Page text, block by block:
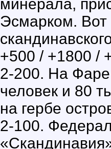
минерала,
Эсмарком. Вот
+500 / +1800 /
2-200. На
человек и 80
на гербе
2-100.